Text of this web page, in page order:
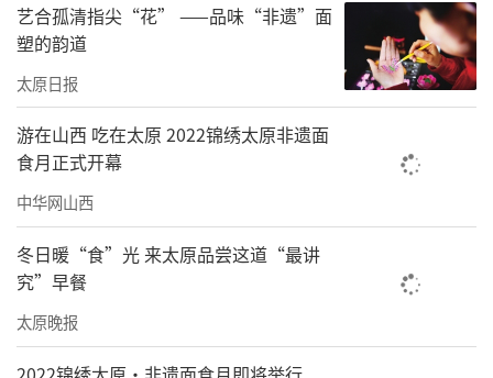
艺合孤清指尖“花” ——品味“非遗”面
塑的韵道
太原日报
游在山西 吃在太原 2022锦绣太原非遗面
食月正式开幕
中华网山西
冬日暖“食”光 来太原品尝这道“最讲
究”早餐
太原晚报